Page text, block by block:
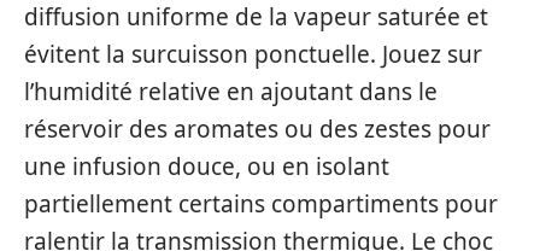
diffusion uniforme de la vapeur saturée et
évitent la surcuisson ponctuelle. Jouez sur
l’humidité relative en ajoutant dans le
réservoir des aromates ou des zestes pour
une infusion douce, ou en isolant
partiellement certains compartiments pour
ralentir la transmission thermique. Le choc